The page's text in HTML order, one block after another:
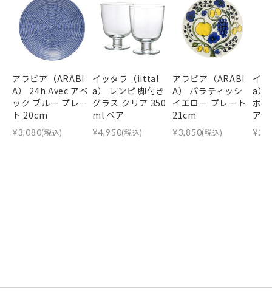
アラビア（ARABI
A） 24h Avec アベ
ック ブルー プレー
ト 20cm
¥3,080(税込)
イッタラ（iittal
a） レンピ 脚付き
グラス クリア 350
ml ペア
¥4,950(税込)
アラビア（ARABI
A） パラティッシ
イエロー プレート
21cm
¥3,850(税込)
イ
a）
ボ
ア
¥